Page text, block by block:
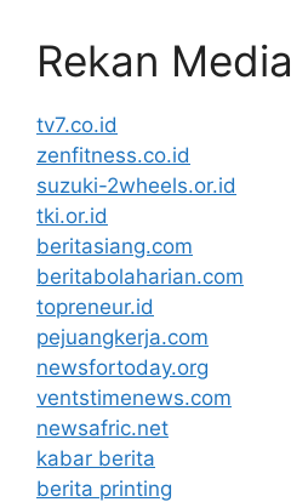
Rekan Media
tv7.co.id
zenfitness.co.id
suzuki-2wheels.or.id
tki.or.id
beritasiang.com
beritabolaharian.com
topreneur.id
pejuangkerja.com
newsfortoday.org
ventstimenews.com
newsafric.net
kabar berita
berita printing